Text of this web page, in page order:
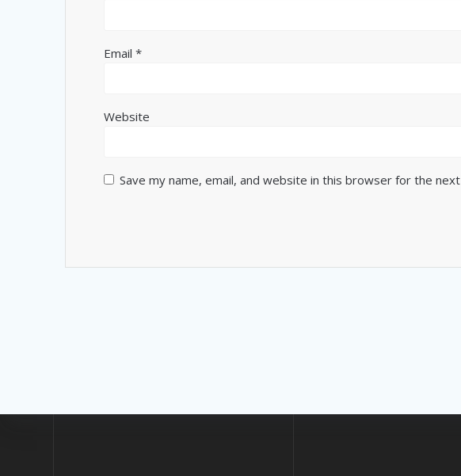
Email*
Website
Save my name, email, and website in this browser for the